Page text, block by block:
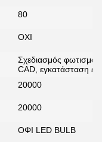
80
ΟΧΙ
Σχεδιασμός
CAD, εγκατάσταση
20000
20000
ΟΦΙ LED BULB